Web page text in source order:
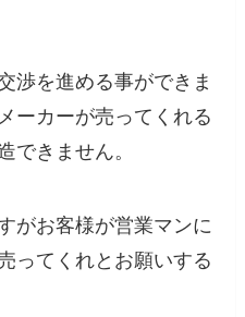
渉を進める事ができま
ーカーが売ってくれる
できません。
がお客様が営業マンに
ってくれとお願いする